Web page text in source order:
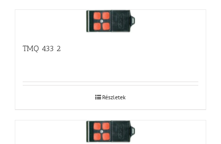
TMQ 433 2
Részletek